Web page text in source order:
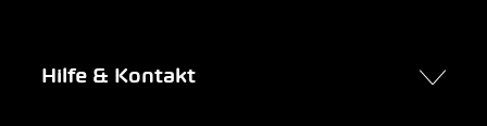
Hilfe & Kontakt